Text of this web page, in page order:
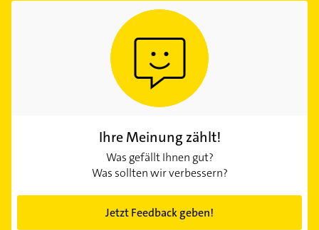
Ihre Meinung zählt!
Was gefällt Ihnen gut?
Was sollten wir verbessern?
Jetzt Feedback geben!